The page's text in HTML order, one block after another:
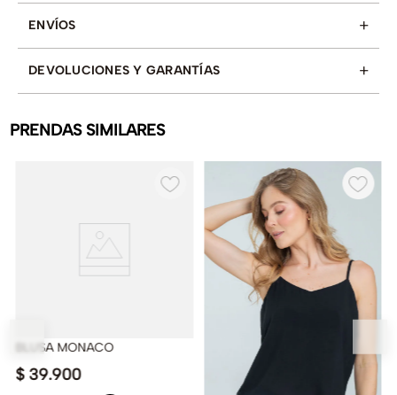
ENVÍOS +
DEVOLUCIONES Y GARANTÍAS +
PRENDAS SIMILARES
BLUSA MONACO
$ 39.900